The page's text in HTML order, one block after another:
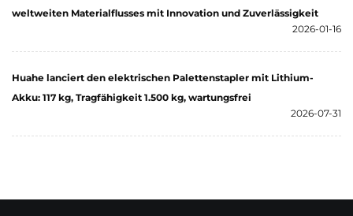
weltweiten Materialflusses mit Innovation und Zuverlässigkeit
2026-01-16
Huahe lanciert den elektrischen Palettenstapler mit Lithium-
Akku: 117 kg, Tragfähigkeit 1.500 kg, wartungsfrei
2026-07-31